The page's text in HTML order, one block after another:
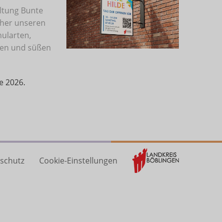
Bunte
unseren
und süßen
2026.
Cookie-Einstellungen